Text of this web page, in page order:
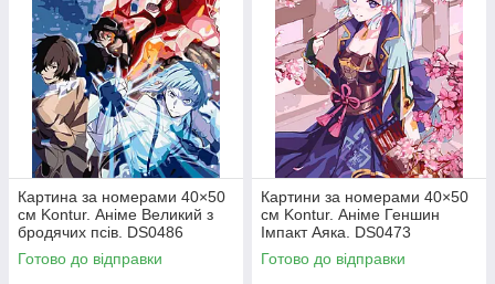
Картина за номерами 40×50
см Kontur. Аніме Великий з
бродячих псів. DS0486
Готово до відправки
Картини за номерами 40×50
см Kontur. Аніме Геншин
Імпакт Аяка. DS0473
Готово до відправки